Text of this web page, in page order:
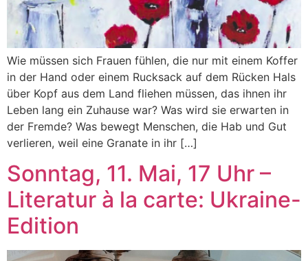
Wie müssen sich Frauen fühlen, die nur mit einem Koffer
in der Hand oder einem Rucksack auf dem Rücken Hals
über Kopf aus dem Land fliehen müssen, das ihnen ihr
Leben lang ein Zuhause war? Was wird sie erwarten in
der Fremde? Was bewegt Menschen, die Hab und Gut
verlieren, weil eine Granate in ihr […]
Sonntag, 11. Mai, 17 Uhr –
Literatur à la carte: Ukraine-
Edition